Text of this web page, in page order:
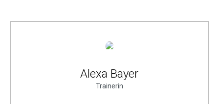
Alexa Bayer
Trainerin